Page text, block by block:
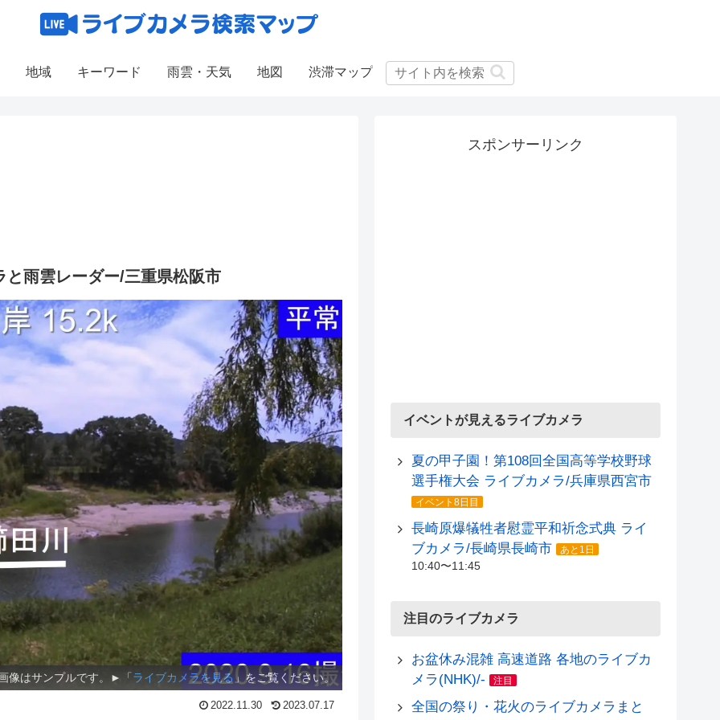
地域 キーワード 雨雲・天気 地図 渋滞マップ
雨雲レーダー/三重県松阪市
像はサンプルです。►「 ライブカメラを見る 」をご覧ください。
2022.11.30 2023.07.17
スポンサーリンク
イベントが見えるライブカメラ
夏の甲子園！第108回全国高等学校野球
選手権大会 ライブカメラ/兵庫県西宮市
イベント8日目
長崎原爆犠牲者慰霊平和祈念式典 ライ
ブカメラ/長崎県長崎市
あと1日
10:40〜11:45
注目のライブカメラ
お盆休み混雑 高速道路 各地のライブカ
メラ(NHK)/-
注目
全国の祭り・花火のライブカメラまと